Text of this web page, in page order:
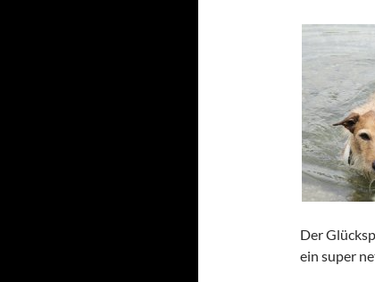
Der
ein super